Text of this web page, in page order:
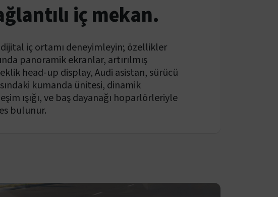
iç mekan.
dijital iç ortamı deneyimleyin; özellikler
panoramik ekranlar, artırılmış
head-up display, Audi asistan, sürücü
kumanda ünitesi, dinamik
ışığı, ve baş dayanağı hoparlörleriyle
bulunur.